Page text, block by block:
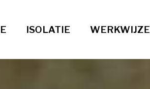
ISOLATIE WERKWIJZE